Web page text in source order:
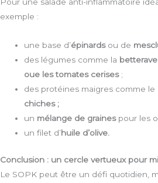
exemple :
une base d’épinards ou de
des légumes comme la
oue les tomates cerises ;
des protéines maigres comme le
chiches ;
un mélange de graines pour les
un filet d’huile d’olive.
Conclusion : un cercle vertueux pour
Le SOPK peut être un défi quotidien,